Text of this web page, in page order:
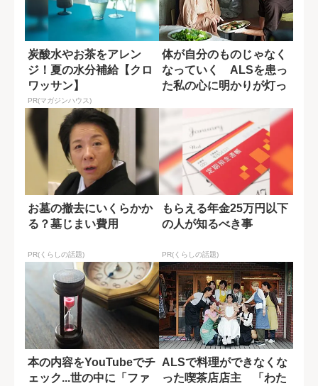
炭酸水やお茶をアレン
ジ！夏の水分補給【クロ
ワッサン】
PR(マガジンハウス)
体が自分のものじゃなく
なっていく ALSを患っ
た私の心に明かりが灯っ
お墓の撤去にいくらかか
る？墓じまい費用
PR(くらしの話題)
もらえる年金25万円以下
の人が知るべき事
PR(くらしの話題)
本の内容をYouTubeでチ
ェック...世の中に「ファ
ALSで料理ができなくな
った喫茶店店主 「わた